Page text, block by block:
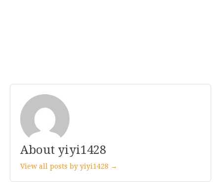
About yiyi1428
View all posts by yiyi1428 →